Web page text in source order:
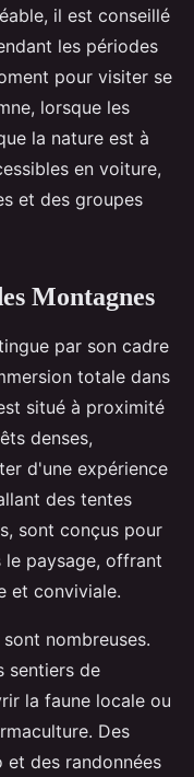
il est conseillé
les périodes
pour visiter se
lorsque les
la nature est à
en voiture,
et des groupes
Montagnes
par son cadre
totale dans
situé à proximité
denses,
d'une expérience
des tentes
sont conçus pour
le paysage, offrant
et conviviale.
sont nombreuses.
sentiers de
la faune locale ou
Des
des randonnées